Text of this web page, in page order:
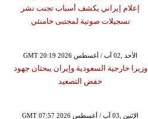
إعلام إيراني يكشف أسباب تجنب نشر
تسجيلات صوتية لمجتبى خامنئي
GMT 20:19 2026 الأحد ,02 آب / أغسطس
وزيرا خارجية السعودية وإيران يبحثان جهود
خفض التصعيد
GMT 07:57 2026 الإثنين ,03 آب / أغسطس